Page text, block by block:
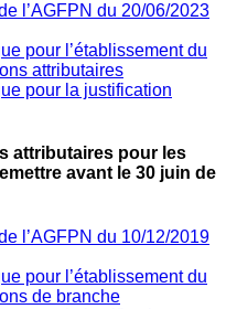
l’AGFPN du 20/06/2023
pour l’établissement du
attributaires
pour la justification
attributaires pour les
avant le 30 juin de
l’AGFPN du 10/12/2019
pour l’établissement du
de branche